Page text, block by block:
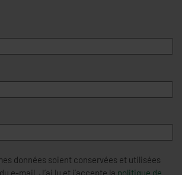
données soient conservées et utilisées